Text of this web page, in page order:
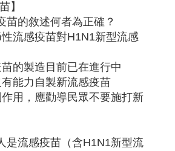
】
苗的敘述何者為正確？
流感疫苗對H1N1新型流感
的製造目前已在進行中
能力自製新流感疫苗
用，應勸導民眾不要施打新
是流感疫苗（含H1N1新型流